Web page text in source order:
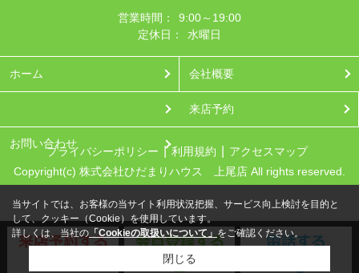
営業時間：
9:00～19:00
定休日：
水曜日
ホーム 会社概要
お問い合わせ
来店予約
プライバシーポリシー 利用規約
アクセスマップ
Copyright(c) 株式会社ひだまりハウス 上尾店 All rights reserved.
当サイトでは、お客様の当サイト利用状況把握、サービス向上検討を目的と
して、クッキー（Cookie）を使用しています。
詳しくは、当社の 「Cookieの取扱いについて」をご確認ください。
閉じる